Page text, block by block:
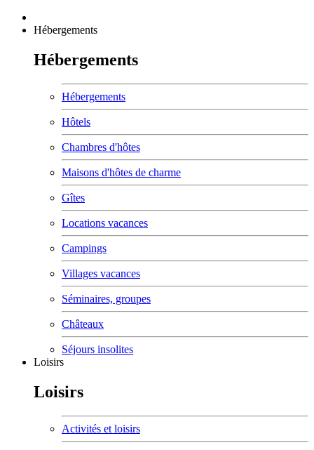
Hébergements
Hébergements
Hébergements
Hôtels
Chambres d'hôtes
Maisons d'hôtes de charme
Gîtes
Locations vacances
Campings
Villages vacances
Séminaires, groupes
Châteaux
Séjours insolites
Loisirs
Loisirs
Activités et loisirs